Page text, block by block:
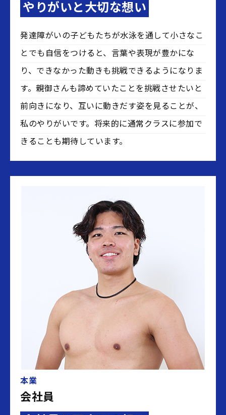
やりがいと大切な想い
発達障がいの子どもたちが水泳を通して小さなこ
とでも自信をつけると、言葉や表現が豊かにな
り、できなかった動きも挑戦できるようになりま
す。親御さんも諦めていたことを挑戦させたいと
前向きになり、互いに動きだす姿を見ることが、
私のやりがいです。将来的に通常クラスに参加で
きることも期待しています。
本業
会社員